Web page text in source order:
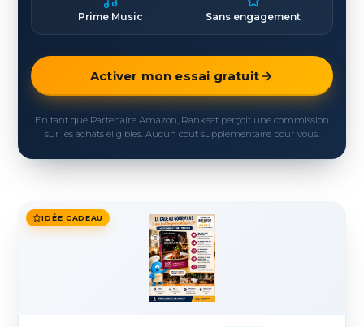
Prime Music Sans engagement
Activer mon essai gratuit
En tant que Partenaire Amazon, Rankeat perçoit une commission
sur les achats éligibles. Aucun coût supplémentaire pour vous.
IDÉE CADEAU